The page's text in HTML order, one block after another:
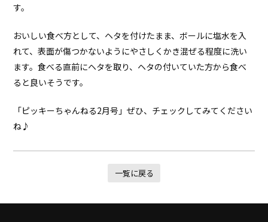
す。
おいしい食べ方として、ヘタを付けたまま、ボールに塩水を入
れて、表面が傷つかないようにやさしくかき混ぜる程度に洗い
ます。食べる直前にヘタを取り、ヘタの付いていた方から食べ
ると良いそうです。
「ピッキーちゃんねる2月号」ぜひ、チェックしてみてください
ね♪
一覧に戻る